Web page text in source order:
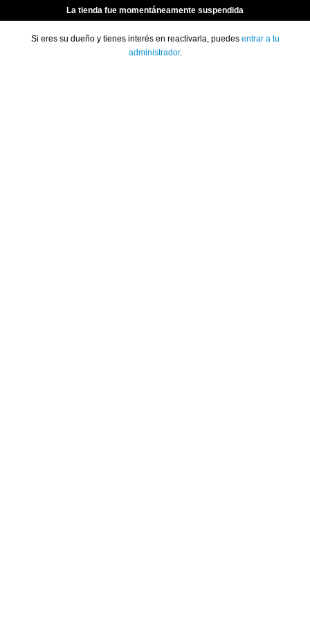
La tienda fue momentáneamente suspendida
Si eres su dueño y tienes interés en reactivarla, puedes entrar a tu
administrador.